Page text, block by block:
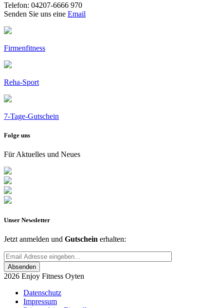
Telefon: 04207-6666 970
Senden Sie uns eine Email
Firmenfitness
Reha-Sport
7-Tage-Gutschein
Folge uns
Für Aktuelles und Neues
Unser Newsletter
Jetzt anmelden und Gutschein erhalten:
Absenden
2026 Enjoy Fitness Oyten
Datenschutz
Impressum